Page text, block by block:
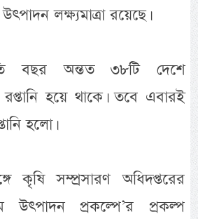
লক্ষ্যমাত্রা রয়েছে।
বছর অন্তত ৩৮টি দেশে
হয়ে থাকে। তবে এবারই
হলো।
কৃষি সম্প্রসারণ অধিদপ্তরের
উৎপাদন প্রকল্পে’র প্রকল্প